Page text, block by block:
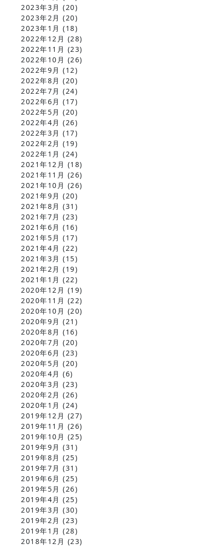
2023年3月 (20)
2023年2月 (20)
2023年1月 (18)
2022年12月 (28)
2022年11月 (23)
2022年10月 (26)
2022年9月 (12)
2022年8月 (20)
2022年7月 (24)
2022年6月 (17)
2022年5月 (20)
2022年4月 (26)
2022年3月 (17)
2022年2月 (19)
2022年1月 (24)
2021年12月 (18)
2021年11月 (26)
2021年10月 (26)
2021年9月 (20)
2021年8月 (31)
2021年7月 (23)
2021年6月 (16)
2021年5月 (17)
2021年4月 (22)
2021年3月 (15)
2021年2月 (19)
2021年1月 (22)
2020年12月 (19)
2020年11月 (22)
2020年10月 (20)
2020年9月 (21)
2020年8月 (16)
2020年7月 (20)
2020年6月 (23)
2020年5月 (20)
2020年4月 (6)
2020年3月 (23)
2020年2月 (26)
2020年1月 (24)
2019年12月 (27)
2019年11月 (26)
2019年10月 (25)
2019年9月 (31)
2019年8月 (25)
2019年7月 (31)
2019年6月 (25)
2019年5月 (26)
2019年4月 (25)
2019年3月 (30)
2019年2月 (23)
2019年1月 (28)
2018年12月 (23)